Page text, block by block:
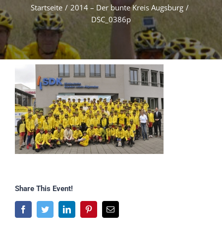
Startseite / 2014 – Der bunte Kreis Augsburg /
DSC_0386p
Share This Event!
FacebookTwitterLinkedInPinterestE-
Mail